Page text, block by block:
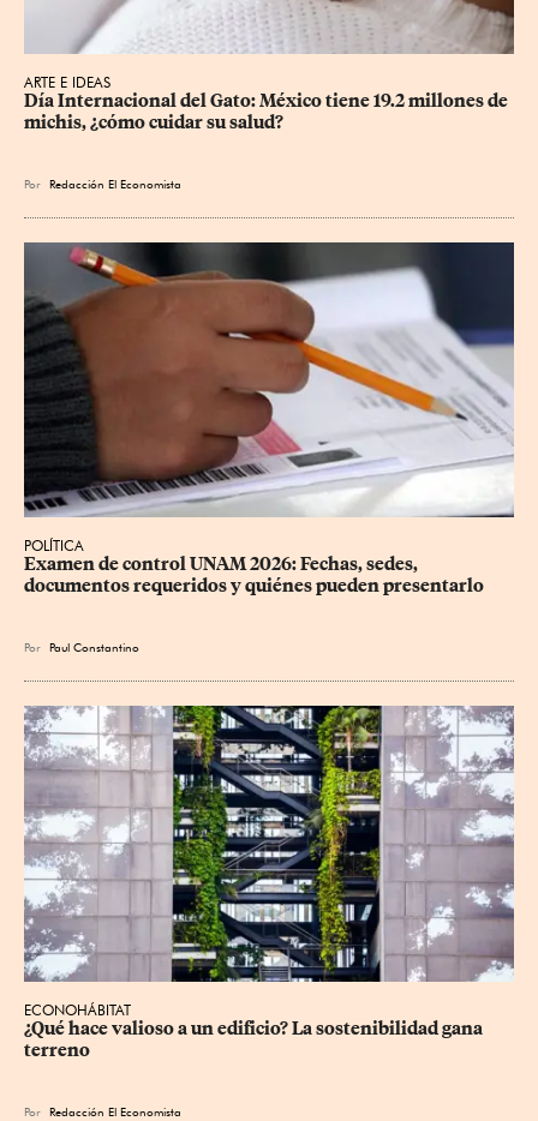
ARTE E IDEAS
Día Internacional del Gato: México tiene 19.2 millones de
michis, ¿cómo cuidar su salud?
Por Redacción El Economista
POLÍTICA
Examen de control UNAM 2026: Fechas, sedes,
documentos requeridos y quiénes pueden presentarlo
Por Paul Constantino
ECONOHÁBITAT
¿Qué hace valioso a un edificio? La sostenibilidad gana
terreno
Por Redacción El Economista